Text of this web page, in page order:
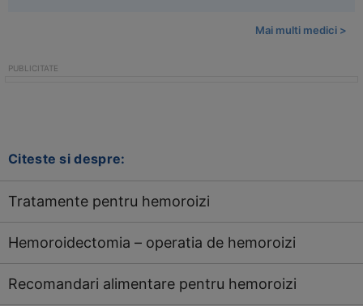
Mai multi medici >
Citeste si despre:
Tratamente pentru hemoroizi
Hemoroidectomia – operatia de hemoroizi
Recomandari alimentare pentru hemoroizi